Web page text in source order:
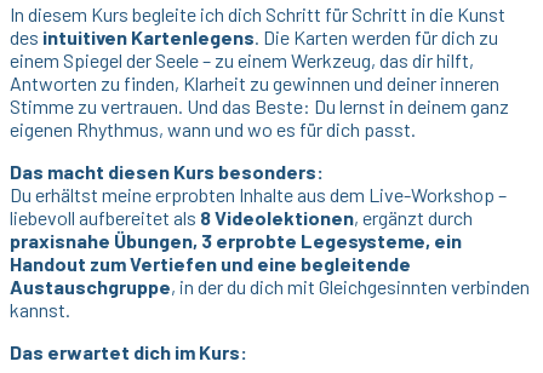
In diesem Kurs begleite ich dich Schritt für Schritt in die Kunst
des intuitiven Kartenlegens. Die Karten werden für dich zu
einem Spiegel der Seele – zu einem Werkzeug, das dir hilft,
Antworten zu finden, Klarheit zu gewinnen und deiner inneren
Stimme zu vertrauen. Und das Beste: Du lernst in deinem ganz
eigenen Rhythmus, wann und wo es für dich passt.
Das macht diesen Kurs besonders:
Du erhältst meine erprobten Inhalte aus dem Live-Workshop –
liebevoll aufbereitet als 8 Videolektionen, ergänzt durch
praxisnahe Übungen, 3 erprobte Legesysteme, ein
Handout zum Vertiefen und eine begleitende
Austauschgruppe, in der du dich mit Gleichgesinnten verbinden
kannst.
Das erwartet dich im Kurs: